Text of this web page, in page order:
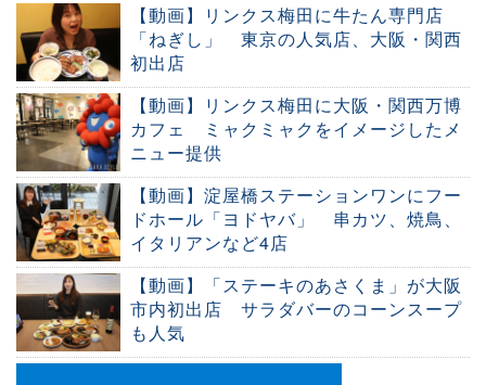
【動画】リンクス梅田に牛たん専門店
「ねぎし」 東京の人気店、大阪・関西
初出店
【動画】リンクス梅田に大阪・関西万博
カフェ ミャクミャクをイメージしたメ
ニュー提供
【動画】淀屋橋ステーションワンにフー
ドホール「ヨドヤバ」 串カツ、焼鳥、
イタリアンなど4店
【動画】「ステーキのあさくま」が大阪
市内初出店 サラダバーのコーンスープ
も人気